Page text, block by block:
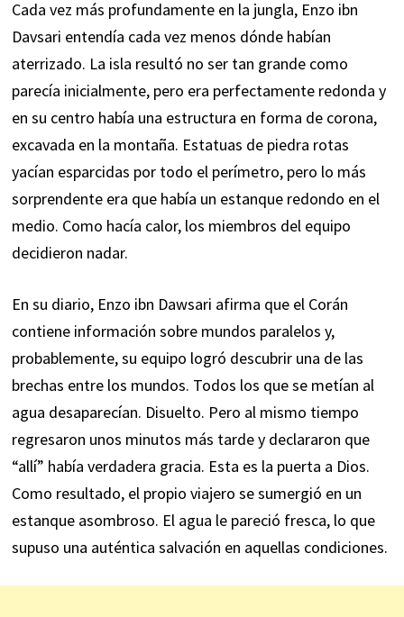
Cada vez más profundamente en la jungla, Enzo ibn
Davsari entendía cada vez menos dónde habían
aterrizado. La isla resultó no ser tan grande como
parecía inicialmente, pero era perfectamente redonda y
en su centro había una estructura en forma de corona,
excavada en la montaña. Estatuas de piedra rotas
yacían esparcidas por todo el perímetro, pero lo más
sorprendente era que había un estanque redondo en el
medio. Como hacía calor, los miembros del equipo
decidieron nadar.
En su diario, Enzo ibn Dawsari afirma que el Corán
contiene información sobre mundos paralelos y,
probablemente, su equipo logró descubrir una de las
brechas entre los mundos. Todos los que se metían al
agua desaparecían. Disuelto. Pero al mismo tiempo
regresaron unos minutos más tarde y declararon que
“allí” había verdadera gracia. Esta es la puerta a Dios.
Como resultado, el propio viajero se sumergió en un
estanque asombroso. El agua le pareció fresca, lo que
supuso una auténtica salvación en aquellas condiciones.